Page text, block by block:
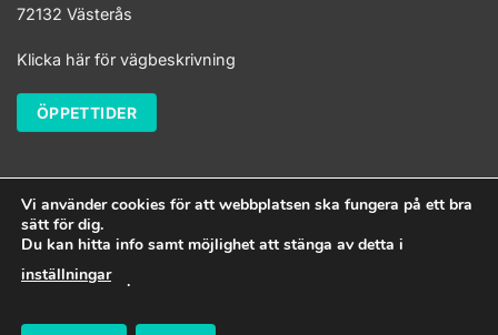
72132 Västerås
Klicka här för vägbeskrivning
ÖPPETTIDER
Stencompagniet i Västerås
Vi använder cookies för att webbplatsen ska fungera på ett bra
sätt för dig.
Du kan hitta info samt möjlighet att stänga av detta i
inställningar
.